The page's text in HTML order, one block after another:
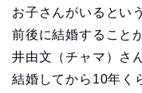
お子さんがいるとい
前後に結婚すること
井由文（チャマ）さ
結婚してから10年く